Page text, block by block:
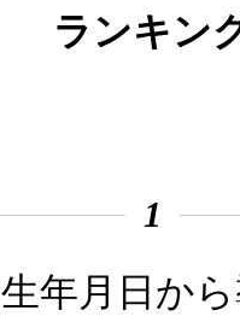
ランキン
1
生年月日か